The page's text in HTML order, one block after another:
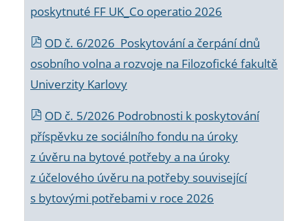
poskytnuté FF UK_Co operatio 2026
OD č. 6/2026 Poskytování a čerpání dnů
osobního volna a rozvoje na Filozofické fakultě
Univerzity Karlovy
OD č. 5/2026 Podrobnosti k poskytování
příspěvku ze sociálního fondu na úroky
z úvěru na bytové potřeby a na úroky
z účelového úvěru na potřeby související
s bytovými potřebami v roce 2026